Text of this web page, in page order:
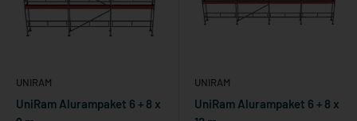
UNIRAM
UniRam Alurampaket 6 + 8 x
UNIRAM
UniRam Alurampaket 6 + 8 x